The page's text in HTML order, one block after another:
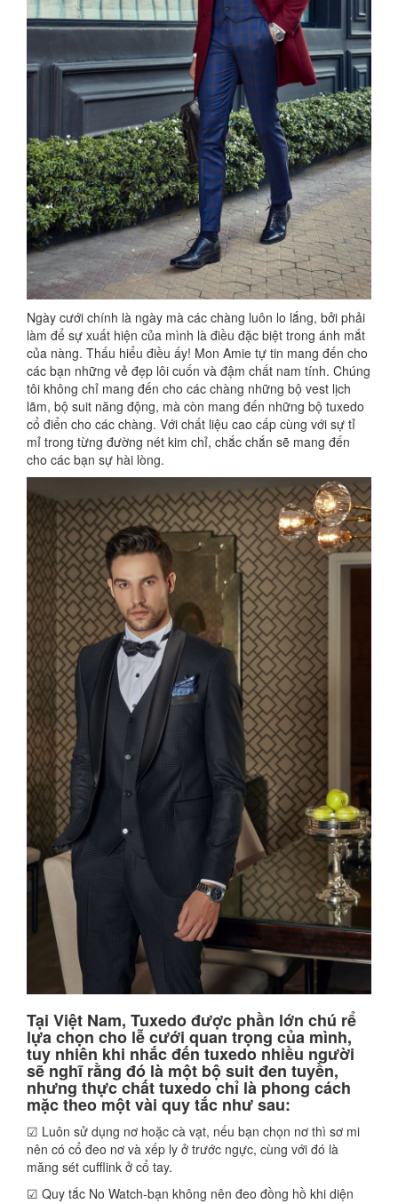
Ngày cưới chính là ngày mà các chàng luôn lo lắng, bởi phải
làm để sự xuất hiện của mình là điều đặc biệt trong ánh mắt
của nàng. Thấu hiểu điều ấy! Mon Amie tự tin mang đến cho
các bạn những vẻ đẹp lôi cuốn và đậm chất nam tính. Chúng
tôi không chỉ mang đến cho các chàng những bộ vest lịch
lãm, bộ suit năng động, mà còn mang đến những bộ tuxedo
cổ điển cho các chàng. Với chất liệu cao cấp cùng với sự tỉ
mỉ trong từng đường nét kim chỉ, chắc chắn sẽ mang đến
cho các bạn sự hài lòng.
Tại Việt Nam, Tuxedo được phần lớn chú rể
lựa chọn cho lễ cưới quan trọng của mình,
tuy nhiên khi nhắc đến tuxedo nhiều người
sẽ nghĩ rằng đó là một bộ suit đen tuyền,
nhưng thực chất tuxedo chỉ là phong cách
mặc theo một vài quy tắc như sau:
☑ Luôn sử dụng nơ hoặc cà vạt, nếu bạn chọn nơ thì sơ mi
nên có cổ đeo nơ và xếp ly ở trước ngực, cùng với đó là
măng sét cufflink ở cổ tay.
☑ Quy tắc No Watch-bạn không nên đeo đồng hồ khi diện